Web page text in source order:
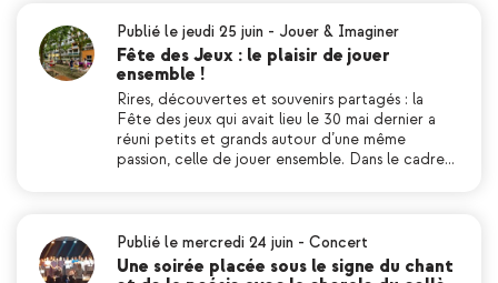
Publié le jeudi 25 juin - Jouer & Imaginer
Fête des Jeux : le plaisir de jouer
ensemble !
Rires, découvertes et souvenirs partagés : la
Fête des jeux qui avait lieu le 30 mai dernier a
réuni petits et grands autour d’une même
passion, celle de jouer ensemble. Dans le cadre…
Publié le mercredi 24 juin - Concert
Une soirée placée sous le signe du chant